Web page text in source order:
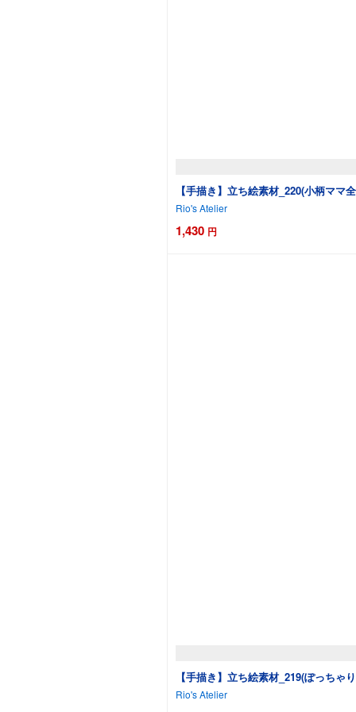
【手描き】立ち絵素材_220(小柄マ
Rio's Atelier
1,430 円
【手描き】立ち絵素材_219(ぽっち
Rio's Atelier